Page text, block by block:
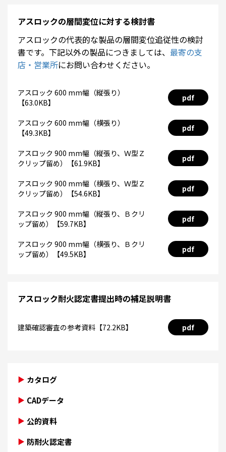
アスロックの層間変位に対する検討書
アスロックの代表的な製品の層間変位追従性の検討
書です。下記以外の製品につきましては、 最寄の支
店・営業所にお問い合わせください。
アスロック 600 mm幅（縦張り）
【63.0KB】
pdf
アスロック 600 mm幅（横張り）
【49.3KB】
pdf
アスロック 900 mm幅（縦張り、Ｗ型Ｚ
クリップ留め）【61.9KB】
pdf
アスロック 900 mm幅（横張り、Ｗ型Ｚ
クリップ留め）【54.6KB】
pdf
アスロック 900 mm幅（縦張り、Ｂクリ
ップ留め）【59.7KB】
pdf
アスロック 900 mm幅（横張り、Ｂクリ
ップ留め）【49.5KB】
pdf
アスロック耐火認定書提出時の補足説明書
建築確認審査の参考資料【72.2KB】 pdf
カタログ
CADデータ
公的資料
防耐火認定書